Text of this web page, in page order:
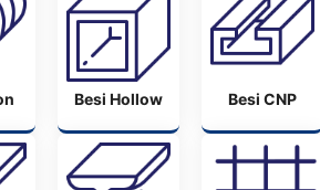
Besi Hollow Besi CNP